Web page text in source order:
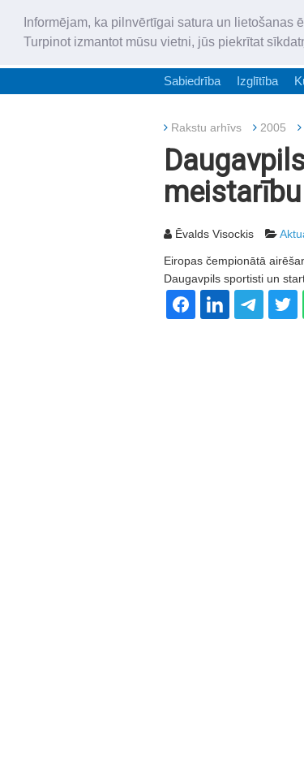
Informējam, ka pilnvērtīgai satura un
Turpinot izmantot mūsu vietni, jūs piekrītat
Sabiedrība Izglītība
Rakstu arhīvs 2005
meistarību
Ēvalds Visockis
Eiropas čempionātā
Daugavpils sportisti un